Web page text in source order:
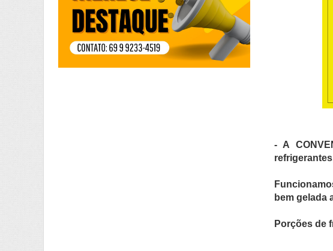
- A
bem gelada
Porções de